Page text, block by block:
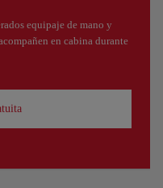
equipaje de mano y
en cabina durante